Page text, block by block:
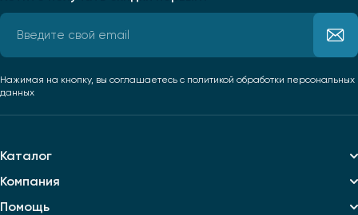
Каталог
Компания
Помощь
Нажимая на кнопку, вы соглашаетесь с политикой обработки персональных
данных